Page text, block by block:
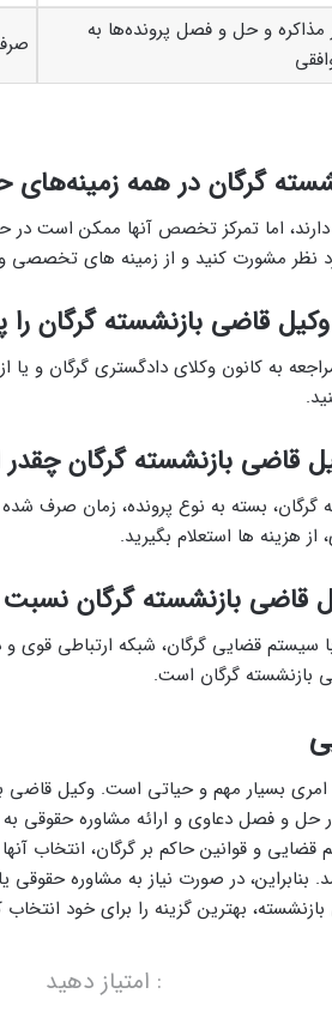
مذاکره و حل و فصل پرونده‌ها به
گرگان در همه
اما تمرکز تخصص آنها ممکن است
نظر مشورت کنید و از زمینه های
قاضی بازنشسته گرگان را
به کانون وکلای دادگستری گرگان و
قاضی بازنشسته گرگان
گرگان، بسته به نوع پرونده، زمان صرف
هزینه ها استعلام بگیرید.
بازنشسته گرگان نسبت
سیستم قضایی گرگان، شبکه ارتباطی قوی و
بازنشسته گرگان است.
امری بسیار مهم و حیاتی است. وکیل قاضی
و فصل دعاوی و ارائه مشاوره حقوقی
قضایی و قوانین حاکم بر گرگان، انتخاب
در صورت نیاز به مشاوره حقوقی
بهترین گزینه را برای خود انتخاب
: امتیاز دهید